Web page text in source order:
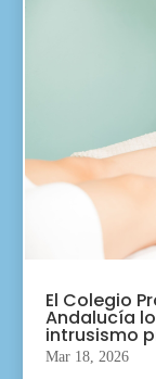
El Colegio
Andalucía
intrusismo
Mar 18, 2026